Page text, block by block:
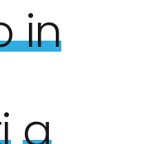
in
a